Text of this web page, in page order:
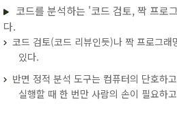
코드를 분석하는 '코드 검토, 짝 프로
다.
코드 검토(코드 리뷰인듯)나 짝 프로그
있다.
반면 정적 분석 도구는 컴퓨터의 단호하
실행할 때 한 번만 사람의 손이 필요하